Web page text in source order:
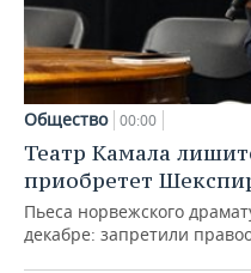
Общество 00:00
Театр Камала
приобретет
Пьеса норвежского
декабре: запретили